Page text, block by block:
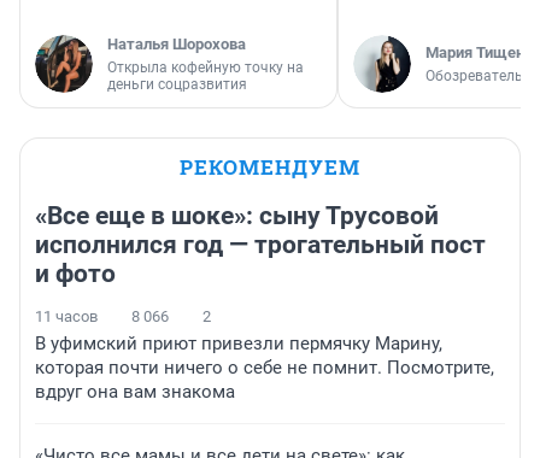
Наталья Шорохова
Открыла кофейную точку на
деньги соцразвития
Мария Тищенко
Обозреватель
РЕКОМЕНДУЕМ
«Все еще в шоке»: сыну Трусовой
исполнился год — трогательный пост
и фото
11 часов 8 066 2
В уфимский приют привезли пермячку Марину,
которая почти ничего о себе не помнит. Посмотрите,
вдруг она вам знакома